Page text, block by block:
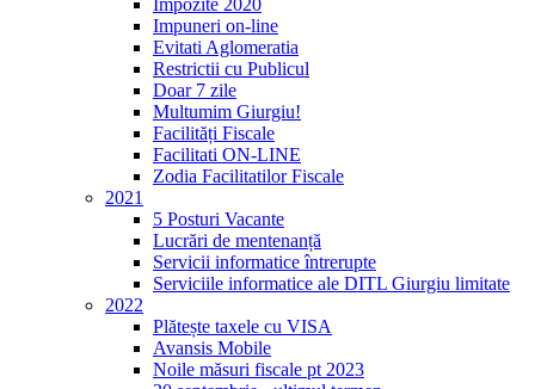
Impozite 2020
Impuneri on-line
Evitati Aglomeratia
Restrictii cu Publicul
Doar 7 zile
Multumim Giurgiu!
Facilități Fiscale
Facilitati ON-LINE
Zodia Facilitatilor Fiscale
2021
5 Posturi Vacante
Lucrări de mentenanță
Servicii informatice întrerupte
Serviciile informatice ale DITL Giurgiu limitate
2022
Plătește taxele cu VISA
Avansis Mobile
Noile măsuri fiscale pt 2023